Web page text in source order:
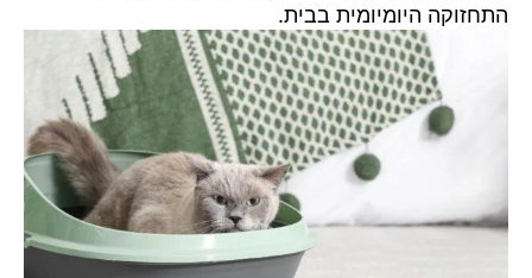
התחזוקה היומיומית בבית.